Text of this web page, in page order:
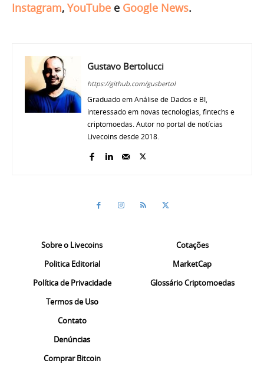
Instagram, YouTube e Google News.
Gustavo Bertolucci
https://github.com/gusbertol
Graduado em Análise de Dados e BI,
interessado em novas tecnologias, fintechs e
criptomoedas. Autor no portal de notícias
Livecoins desde 2018.
Sobre o Livecoins
Politica Editorial
Política de Privacidade
Termos de Uso
Contato
Denúncias
Comprar Bitcoin
Cotações
MarketCap
Glossário Criptomoedas